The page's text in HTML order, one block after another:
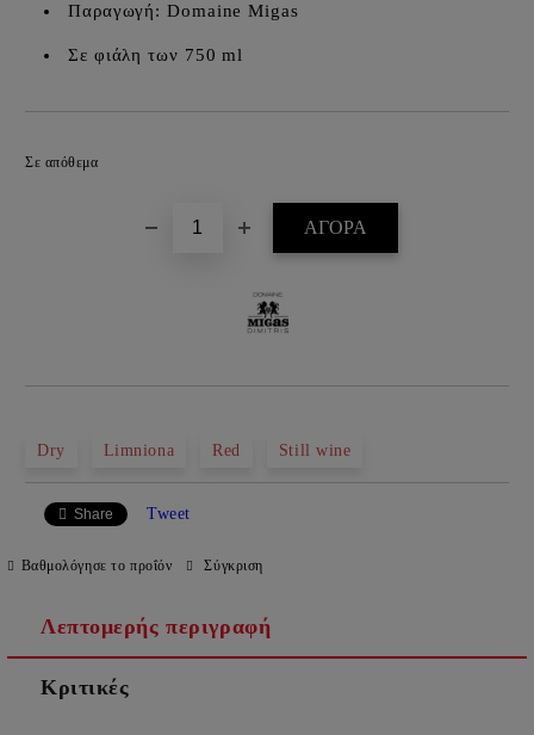
Παραγωγή: Domaine Migas
Σε φιάλη των 750 ml
Σε απόθεμα
Dry Limniona Red Still wine
Share Tweet
Βαθμολόγησε το προΐόν Σύγκριση
Λεπτομερής περιγραφή
Κριτικές